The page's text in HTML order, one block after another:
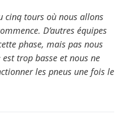
cinq tours où nous allons
D’autres équipes
phase, mais pas nous
trop basse et nous ne
les pneus une fois le